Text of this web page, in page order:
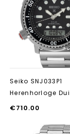
Seiko SNJ033P1
Herenhorloge
€710.00